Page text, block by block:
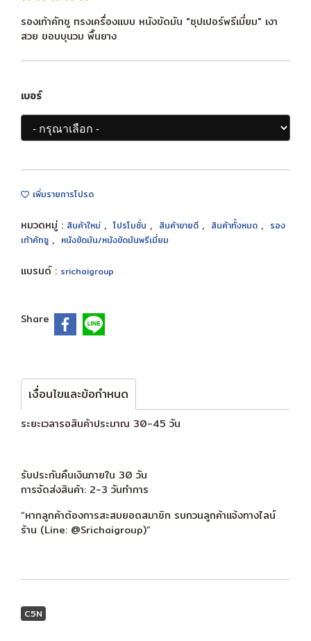
รองเท้าคัทชู ทรงเครื่องแบบ หนังขัดมัน "ซุปเปอร์พรีเมี่ยม" เงา
สวย ขอบบุนวม พื้นยาง
เบอร์
เพิ่มรายการโปรด
หมวดหมู่ : สินค้าใหม่ , โปรโมชั่น , สินค้าขายดี , สินค้าทั้งหมด , รอง
เท้าคัทชู , หนังขัดมัน/หนังขัดมันพรีเมี่ยม
แบรนด์ : srichaigroup
Share
เงื่อนไขและข้อกำหนด
ระยะเวลารอสินค้าประมาณ 30-45 วัน
รับประกันคืนเงินภายใน 30 วัน
การจัดส่งสินค้า: 2-3 วันทำการ
“หากลูกค้าต้องการสะสมยอดสมาชิก รบกวนลูกค้าแจ้งทางไลน์
ร้าน (Line: @Srichaigroup)”
C5N